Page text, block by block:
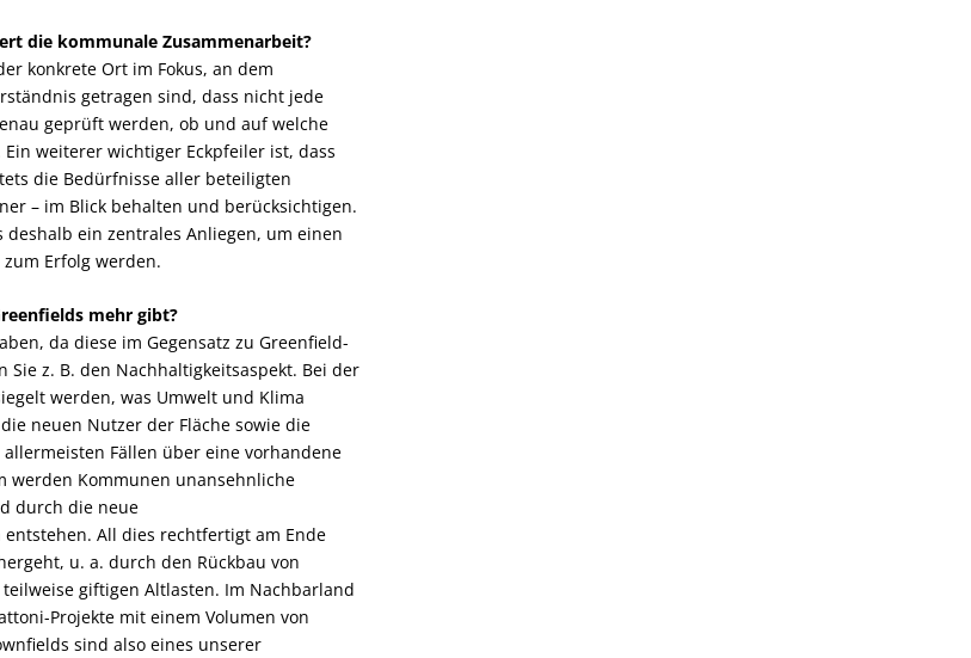
die kommunale Zusammenarbeit?
konkrete Ort im Fokus, an dem
getragen sind, dass nicht jede
geprüft werden, ob und auf welche
weiterer wichtiger Eckpfeiler ist, dass
die Bedürfnisse aller beteiligten
– im Blick behalten und berücksichtigen.
ein zentrales Anliegen, um einen
Erfolg werden.
mehr gibt?
da diese im Gegensatz zu Greenfield-
z. B. den Nachhaltigkeitsaspekt. Bei der
werden, was Umwelt und Klima
neuen Nutzer der Fläche sowie die
Fällen über eine vorhandene
werden Kommunen unansehnliche
durch die neue
All dies rechtfertigt am Ende
u. a. durch den Rückbau von
giftigen Altlasten. Im Nachbarland
Projekte mit einem Volumen von
sind also eines unserer